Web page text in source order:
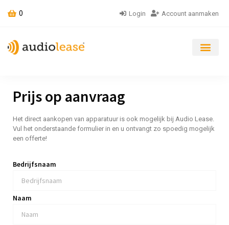
0 Login Account aanmaken
Prijs op aanvraag
Het direct aankopen van apparatuur is ook mogelijk bij Audio Lease.
Vul het onderstaande formulier in en u ontvangt zo spoedig mogelijk
een offerte!
Bedrijfsnaam
Naam